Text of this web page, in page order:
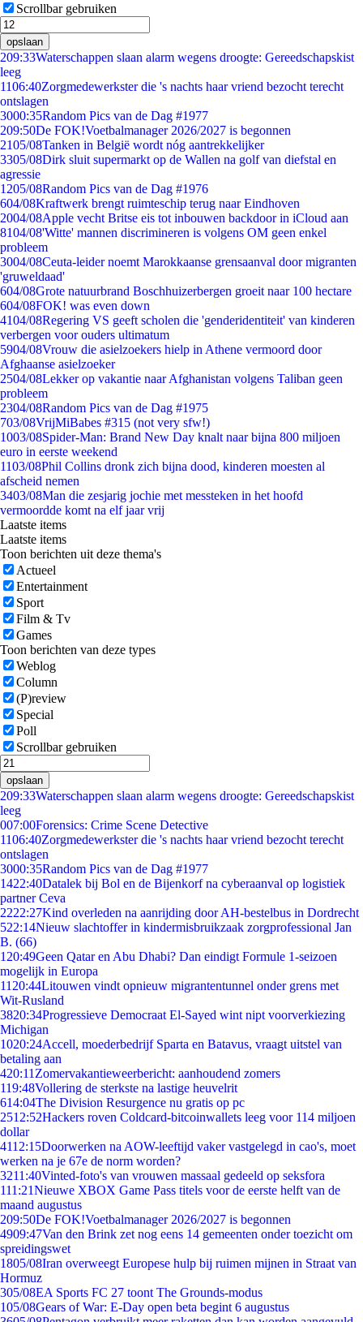
Scrollbar gebruiken
opslaan
209:33Waterschappen slaan alarm wegens droogte: Gereedschapskist
leeg
1106:40Zorgmedewerkster die 's nachts haar vriend bezocht terecht
ontslagen
3000:35Random Pics van de Dag #1977
209:50De FOK!Voetbalmanager 2026/2027 is begonnen
2105/08Tanken in België wordt nóg aantrekkelijker
3305/08Dirk sluit supermarkt op de Wallen na golf van diefstal en
agressie
1205/08Random Pics van de Dag #1976
604/08Kraftwerk brengt ruimteschip terug naar Eindhoven
2004/08Apple vecht Britse eis tot inbouwen backdoor in iCloud aan
8104/08'Witte' mannen discrimineren is volgens OM geen enkel
probleem
3004/08Ceuta-leider noemt Marokkaanse grensaanval door migranten
'gruweldaad'
604/08Grote natuurbrand Boschhuizerbergen groeit naar 100 hectare
604/08FOK! was even down
4104/08Regering VS geeft scholen die 'genderidentiteit' van kinderen
verbergen voor ouders ultimatum
5904/08Vrouw die asielzoekers hielp in Athene vermoord door
Afghaanse asielzoeker
2504/08Lekker op vakantie naar Afghanistan volgens Taliban geen
probleem
2304/08Random Pics van de Dag #1975
703/08VrijMiBabes #315 (not very sfw!)
1003/08Spider-Man: Brand New Day knalt naar bijna 800 miljoen
euro in eerste weekend
1103/08Phil Collins dronk zich bijna dood, kinderen moesten al
afscheid nemen
3403/08Man die zesjarig jochie met messteken in het hoofd
vermoordde komt na elf jaar vrij
Laatste items
Laatste items
Toon berichten uit deze thema's
Actueel
Entertainment
Sport
Film & Tv
Games
Toon berichten van deze types
Weblog
Column
(P)review
Special
Poll
Scrollbar gebruiken
opslaan
209:33Waterschappen slaan alarm wegens droogte: Gereedschapskist
leeg
007:00Forensics: Crime Scene Detective
1106:40Zorgmedewerkster die 's nachts haar vriend bezocht terecht
ontslagen
3000:35Random Pics van de Dag #1977
1422:40Datalek bij Bol en de Bijenkorf na cyberaanval op logistiek
partner Ceva
2222:27Kind overleden na aanrijding door AH-bestelbus in Dordrecht
522:14Nieuw slachtoffer in kindermisbruikzaak zorgprofessional Jan
B. (66)
1 20:49Geen Qatar en Abu Dhabi? Dan eindigt Formule 1-seizoen
mogelijk in Europa
11 20:44Litouwen vindt opnieuw migrantentunnel onder grens met
Wit-Rusland
3820:34Progressieve Democraat El-Sayed wint nipt voorverkiezing
Michigan
1020:24Accell, moederbedrijf Sparta en Batavus, vraagt uitstel van
betaling aan
420:11 Zomervakantieweerbericht: aanhoudend zomers
119:48Vollering de sterkste na lastige heuvelrit
614:04The Division Resurgence nu gratis op pc
2512:52Hackers roven Coldcard-bitcoinwallets leeg voor 114 miljoen
dollar
4112:15Doorwerken na AOW-leeftijd vaker vastgelegd in cao's, moet
werken na je 67e de norm worden?
3211:40Vinted-foto's van vrouwen massaal gedeeld op seksfora
111:21Nieuwe XBOX Game Pass titels voor de eerste helft van de
maand augustus
209:50De FOK!Voetbalmanager 2026/2027 is begonnen
4909:47Van den Brink zet nog eens 14 gemeenten onder toezicht om
spreidingswet
1805/08Iran overweegt Europese hulp bij ruimen mijnen in Straat van
Hormuz
305/08EA Sports FC 27 toont The Grounds-modus
105/08Gears of War: E-Day open beta begint 6 augustus